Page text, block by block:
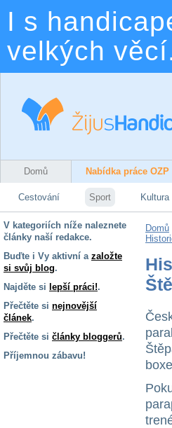
I s
velkých
Domů Nabídka práce OZP
Cestování Sport
V kategoriích níže naleznete
články naší redakce.
Buďte i Vy aktivní a založte
si svůj blog.
Najděte si lepší práci!.
Přečtěte si nejnovější
článek.
Přečtěte si články bloggerů.
Příjemnou zábavu!
Domů